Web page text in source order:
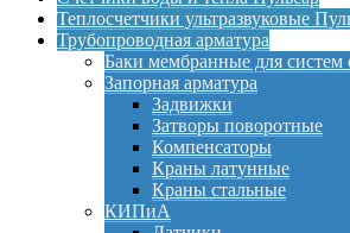
Теплосчетчики ультразвуковые
Трубопроводная арматура
Баки мембранные для систем
Запорная арматура
Задвижки
Затворы поворотные
Компенсаторы
Краны латунные
Краны стальные
КИПиА